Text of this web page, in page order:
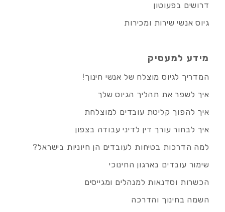
דרושים בפעוטון
גיוס אנשי שירות ומכירות
מידע למעסיק
המדריך לגיוס מוצלח של אנשי חינוך!
איך לשפר את תהליך הגיוס שלך
איך להפוך קליטת עובדים למוצלחת
איך לבחור עורך דין לדיני עבודה בצפון
למה הדרכות בטיחות לעובדים הן חיוניות בישראל?
שימור עובדים בארגון החינוכי
הכשרות וסדנאות למנהלים ומגייסים
השמה בחינוך והדרכה